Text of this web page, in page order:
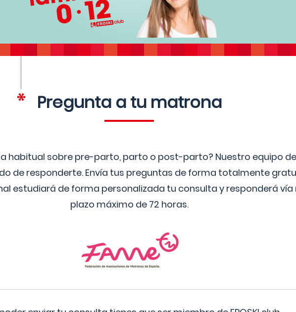
Pregunta a tu matrona
habitual sobre pre-parto, parto o post-parto? Nuestro equipo
de responderte. Envía tus preguntas de forma totalmente
estudiará de forma personalizada tu consulta y responderá vía
plazo máximo de 72 horas.